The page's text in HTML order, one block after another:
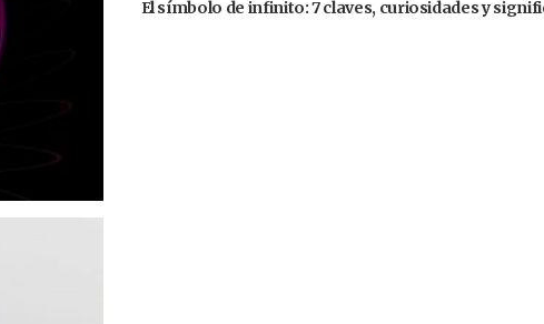
El símbolo de infinito: 7 claves, curiosidades y